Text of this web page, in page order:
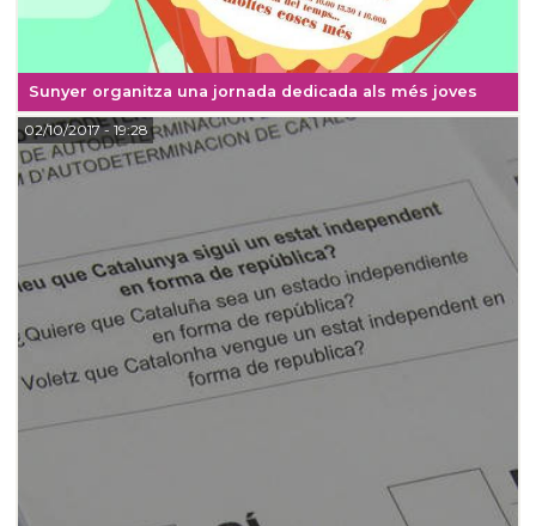
Sunyer organitza una jornada dedicada als més joves
02/10/2017- 19:28